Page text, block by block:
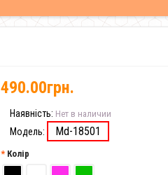
490.00грн.
Наявність: Нет в наличии
Модель: Md-18501
Колір